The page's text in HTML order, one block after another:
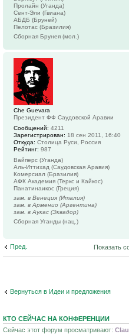
Пролайн (Уганда)
Сент-Эли (Гвиана)
АБДБ (Бруней)
Пелотас (Бразилия)
Сборная Брунея (мол.)
Che Guevara
Президент ФФ Саудовской Аравии
Сообщений: 4211
Зарегистрирован: 18 сен 2011, 16:40
Откуда: Столица Руси, Россия
Рейтинг: 987
Вайперс (Уганда)
Аль-Иттихад (Саудовская Аравия)
Комерсиал (Бразилия)
АФК Академия (Теркс и Кайкос)
Панатинаикос (Греция)
зам. в Венеция (Италия)
зам. в Арменио (Аргентина)
зам. в Аукас (Эквадор)
Сборная Уганды (нац.)
Пред. Показать
Вернуться в Идеи и предложения
КТО СЕЙЧАС НА КОНФЕРЕНЦИИ
Сейчас этот форум просматривают: